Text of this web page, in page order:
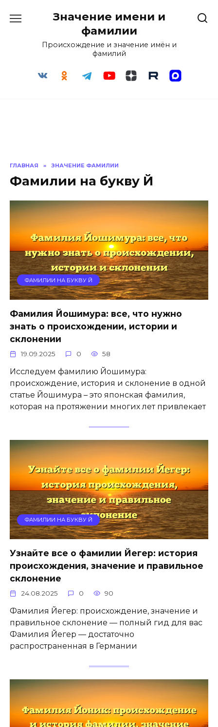
Значение имени и
фамилии
Происхождение и значение имён и
фамилий
ГЛАВНАЯ » ЗНАЧЕНИЕ ФАМИЛИИ
Фамилии на букву Й
ФАМИЛИИ НА БУКВУ Й
Фамилия Йошимура: все, что нужно
знать о происхождении, истории и
склонении
19.09.2025 0 58
Исследуем фамилию Йошимура:
происхождение, история и склонение в одной
статье Йошимура – это японская фамилия,
которая на протяжении многих лет привлекает
ФАМИЛИИ НА БУКВУ Й
Узнайте все о фамилии Йегер: история
происхождения, значение и правильное
склонение
24.08.2025 0 90
Фамилия Йегер: происхождение, значение и
правильное склонение — полный гид для вас
Фамилия Йегер — достаточно
распространенная в Германии